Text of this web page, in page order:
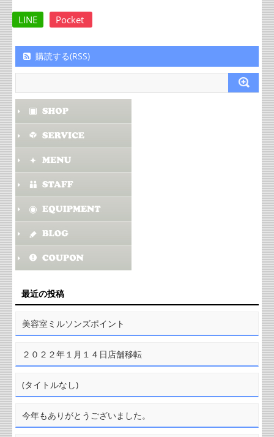
LINE Pocket
購読する(RSS)
最近の投稿
美容室ミルソンズポイント
２０２２年１月１４日店舗移転
(タイトルなし)
今年もありがとうございました。